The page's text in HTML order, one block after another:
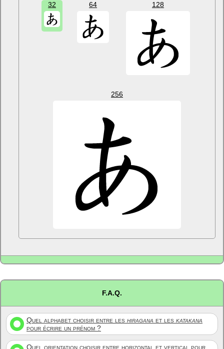
32 64 128
256
F.A.Q.
Quel alphabet choisir entre les hiragana et les katakana
pour écrire un prénom ?
Quel orientation choisir entre horizontal et vertical pour